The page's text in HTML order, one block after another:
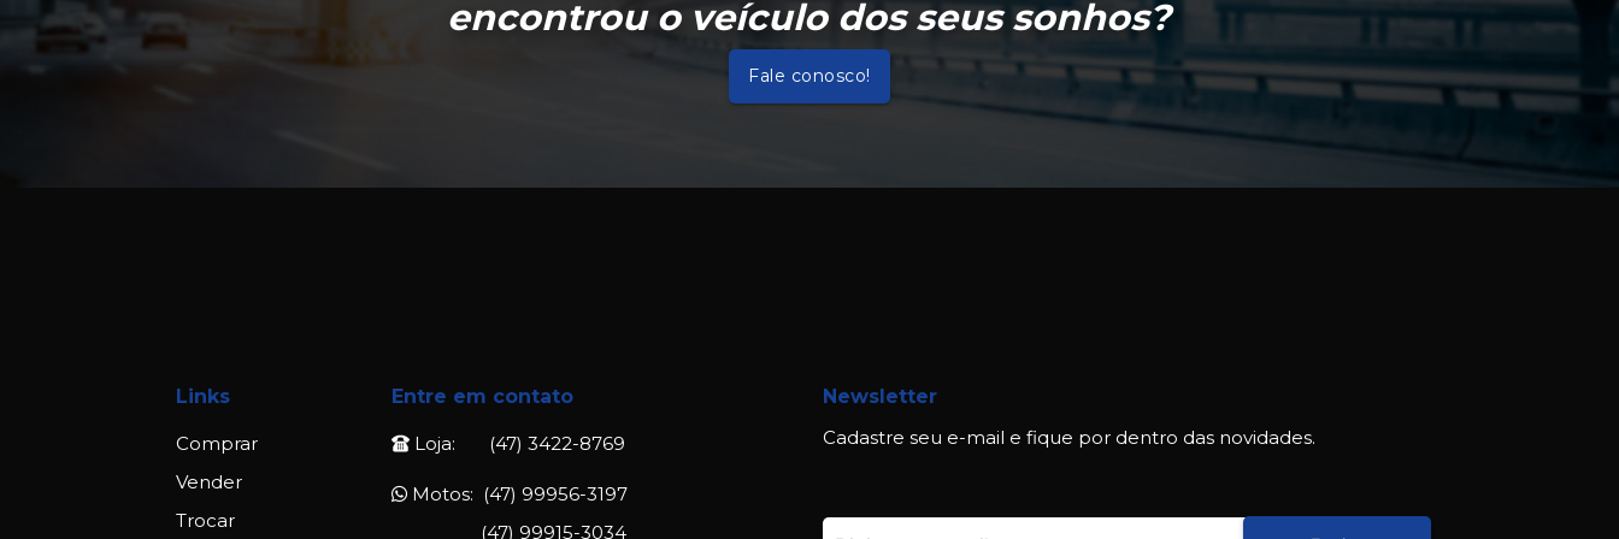
encontrou o veículo dos seus sonhos?
Fale conosco!
Links
Comprar
Vender
Trocar
Entre em contato
Loja: (47) 3422-8769
Motos: (47) 99956-3197
(47) 99915-3034
Newsletter
Cadastre seu e-mail e fique por dentro das novidades.